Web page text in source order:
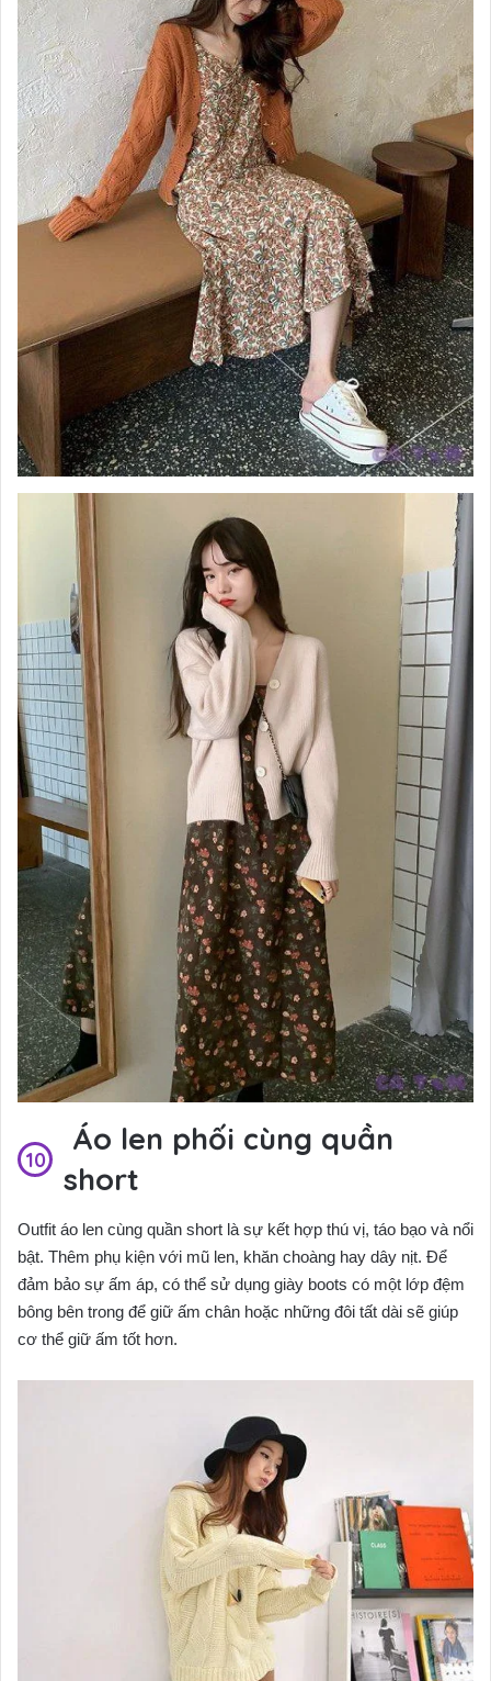
Áo len phối cùng quần
short
Outfit áo len cùng quần short là sự kết hợp thú vị, táo bạo và nổi
bật. Thêm phụ kiện với mũ len, khăn choàng hay dây nịt. Để
đảm bảo sự ấm áp, có thể sử dụng giày boots có một lớp đệm
bông bên trong để giữ ấm chân hoặc những đôi tất dài sẽ giúp
cơ thể giữ ấm tốt hơn.